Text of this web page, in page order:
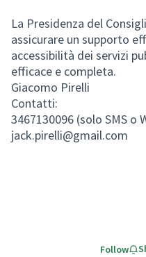
La Presidenza del
assicurare un supporto
accessibilità dei servizi
efficace e completa.
Giacomo Pirelli
Contatti:
3467130096 (solo SMS o
jack.pirelli@gmail.com
Follow